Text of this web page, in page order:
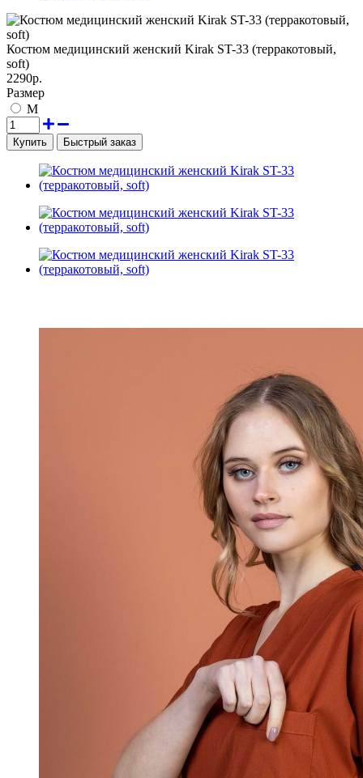
Костюм медицинский женский Kirak ST-33 (терракотовый,
soft)
2290р.
Размер
M
Быстрый заказ